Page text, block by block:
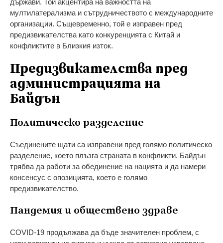
мултилатерализма и сътрудничеството с международните
организации. Същевременно, той е изправен пред
предизвикателства като конкуренцията с Китай и
конфликтите в Близкия изток.
Предизвикателства пред
администрацията на
Байдън
Политическо разделение
Съединените щати са изправени пред голямо политическо
разделение, което плъзга страната в конфликти. Байдън
трябва да работи за обединение на нацията и да намери
консенсус с опозицията, което е голямо
предизвикателство.
Пандемия и обществено здраве
COVID-19 продължава да бъде значителен проблем, с